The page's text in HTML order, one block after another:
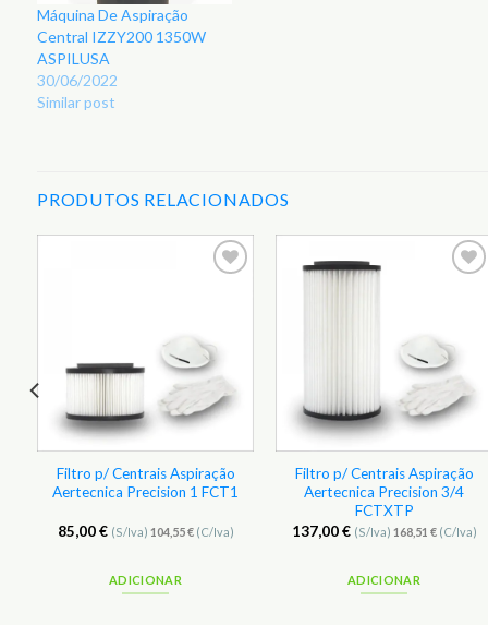
Máquina De Aspiração
Central IZZY200 1350W
ASPILUSA
30/06/2022
Similar post
PRODUTOS RELACIONADOS
Filtro p/ Centrais Aspiração
Aertecnica Precision 1 FCT1
85,00€ (S/Iva) 104,55€(C/Iva)
ADICIONAR
Filtro p/ Centrais Aspiração
Aertecnica Precision 3/4
FCTXTP
137,00€ (S/Iva) 168,51 €(C/Iva)
ADICIONAR